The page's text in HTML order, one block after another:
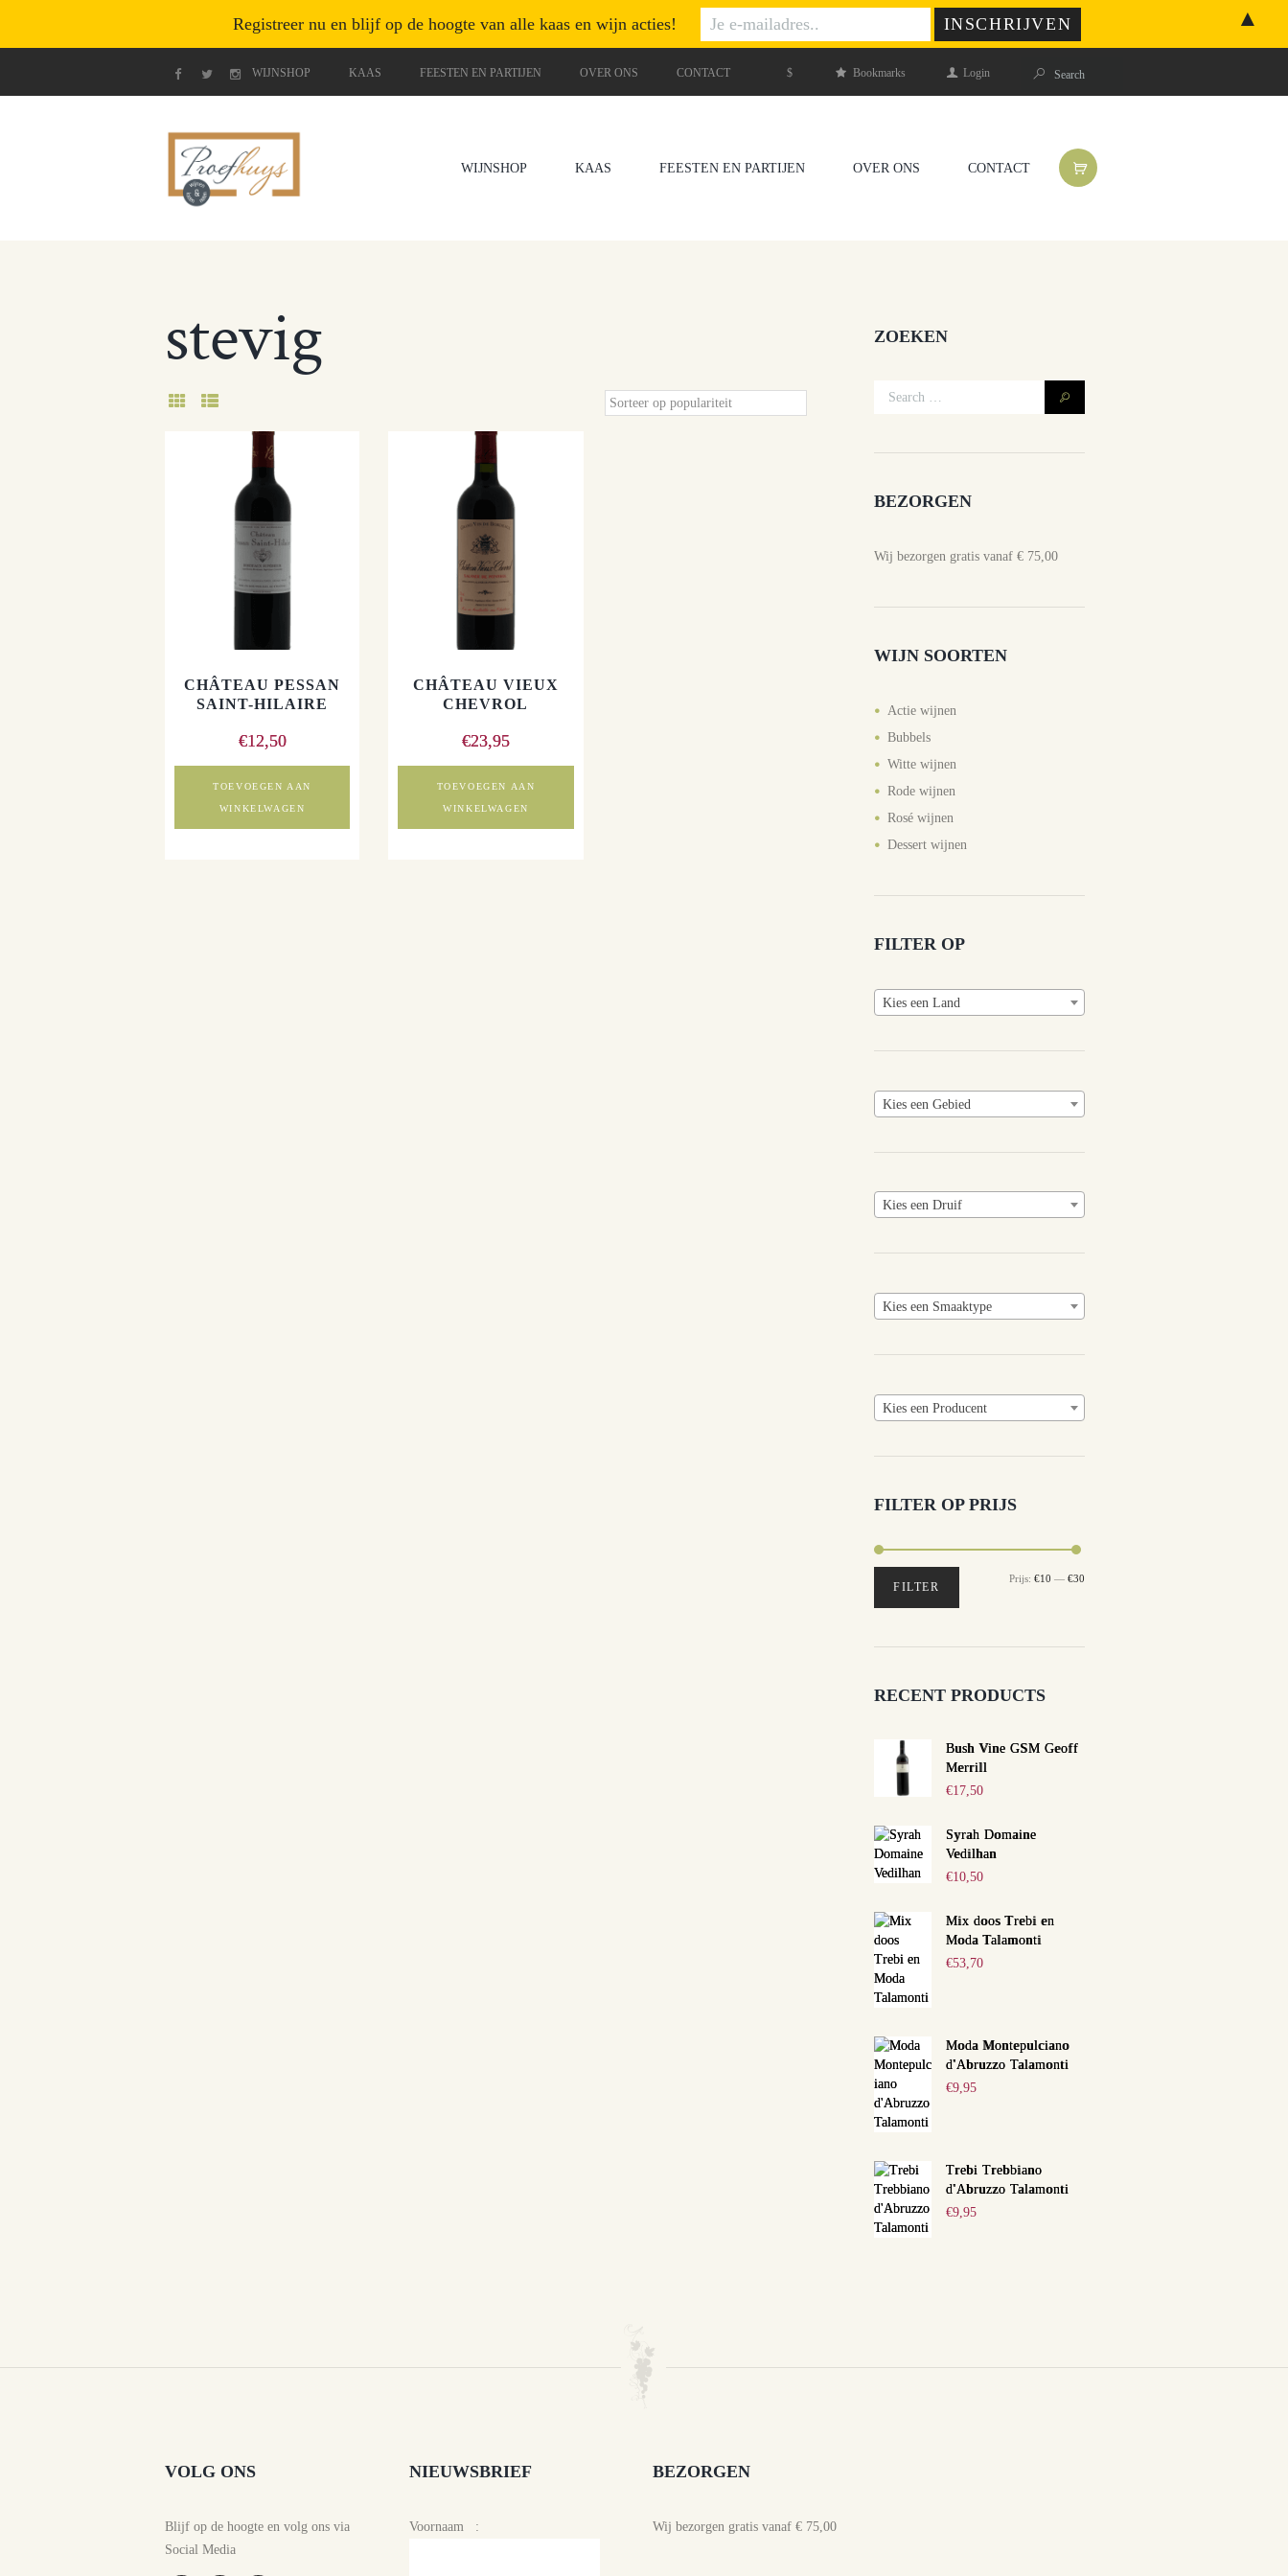
WIJNSHOP KAAS FEESTEN EN PARTIJEN OVER ONS CONTACT $ Bookmarks Login
WIJNSHOP KAAS FEESTEN EN PARTIJEN OVER ONS CONTACT
stevig
CHÂTEAU PESSAN
SAINT-HILAIRE
€12,50
TOEVOEGEN AAN
WINKELWAGEN
CHÂTEAU VIEUX
CHEVROL
€23,95
TOEVOEGEN AAN
WINKELWAGEN
ZOEKEN
BEZORGEN
Wij bezorgen gratis vanaf € 75,00
WIJN SOORTEN
Actie wijnen
Bubbels
Witte wijnen
Rode wijnen
Rosé wijnen
Dessert wijnen
FILTER OP
Kies een Land
Kies een Gebied
Kies een Druif
Kies een Smaaktype
Kies een Producent
FILTER OP PRIJS
FILTER
Prijs:€10 —€30
RECENT PRODUCTS
Bush Vine GSM Geoff
Merrill
€17,50
Syrah Domaine
Vedilhan
€10,50
Mix doos Trebi en
Moda Talamonti
€53,70
Moda Montepulciano
d'Abruzzo Talamonti
€9,95
Trebi Trebbiano
d'Abruzzo Talamonti
€9,95
VOLG ONS
Blijf op de hoogte en volg ons via
Social Media
NIEUWSBRIEF
Voornaam :
BEZORGEN
Wij bezorgen gratis vanaf € 75,00
Registreer nu en blijf op de hoogte van alle kaas en wijn acties! ▲